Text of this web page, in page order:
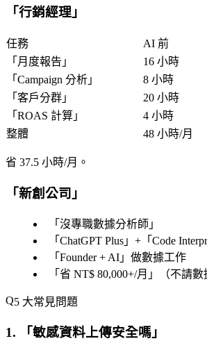
「行銷經理 」
任務 AI 前
「 月度報告 」 16 小時
「 Campaign 分析 」 8 小時
「 客戶分群 」 20 小時
「 ROAS 計算 」 4 小時
整體
48 小時/月
省 37.5 小時/月 。
「新創公司 」
「 沒專職數據分析師 」
「 ChatGPT Plus 」+「 Code
「 Founder + AI 」做數據工作
「 省 NT$ 80,000+/月 」（不請數
5 大常見問題
1. 「敏感資料上傳安全嗎 」